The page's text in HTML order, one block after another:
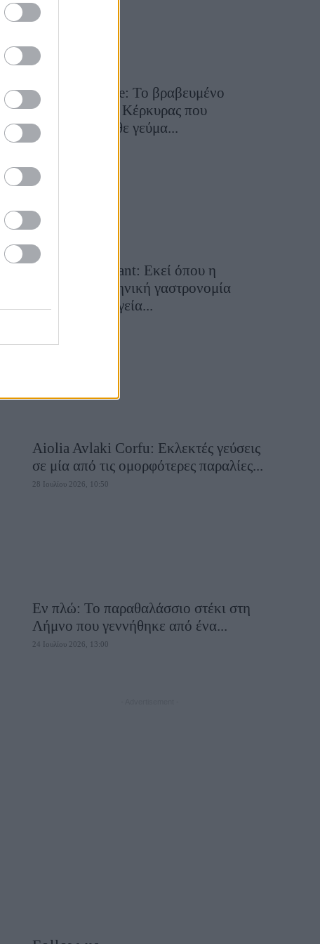
Toula’s Seaside: Το βραβευμένο
εστιατόριο της Κέρκυρας που
μετατρέπει κάθε γεύμα...
Cavos Restaurant: Εκεί όπου η
αυθεντική ελληνική γαστρονομία
συναντά τη μαγεία...
Aiolia Avlaki Corfu: Εκλεκτές γεύσεις
σε μία από τις ομορφότερες παραλίες...
28 Ιουλίου 2026, 10:50
Εν πλώ: Το παραθαλάσσιο στέκι στη
Λήμνο που γεννήθηκε από ένα...
24 Ιουλίου 2026, 13:00